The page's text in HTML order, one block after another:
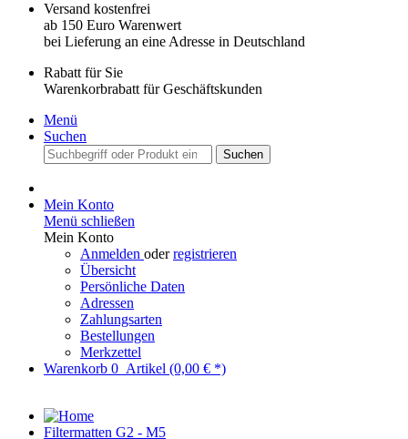
Versand kostenfrei
ab 150 Euro Warenwert
bei Lieferung an eine Adresse in Deutschland
Rabatt für Sie
Warenkorbrabatt für Geschäftskunden
Menü
Suchen
Suchen
Mein Konto
Menü schließen
Mein Konto
Anmelden oderregistrieren
Übersicht
Persönliche Daten
Adressen
Zahlungsarten
Bestellungen
Merkzettel
Warenkorb 0 Artikel (0,00 € *)
Filtermatten G2 - M5